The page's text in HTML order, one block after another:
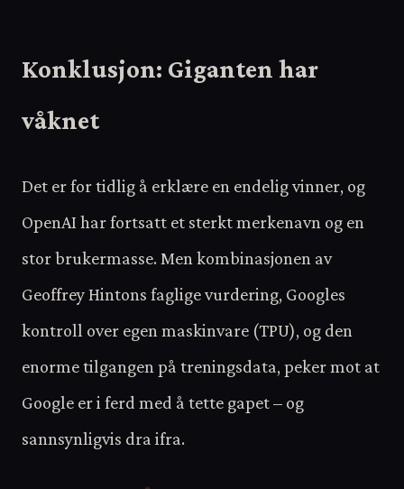
Konklusjon: Giganten har
våknet
Det er for tidlig å erklære en endelig vinner, og
OpenAI har fortsatt et sterkt merkenavn og en
stor brukermasse. Men kombinasjonen av
Geoffrey Hintons faglige vurdering, Googles
kontroll over egen maskinvare (TPU), og den
enorme tilgangen på treningsdata, peker mot at
Google er i ferd med å tette gapet – og
sannsynligvis dra ifra.